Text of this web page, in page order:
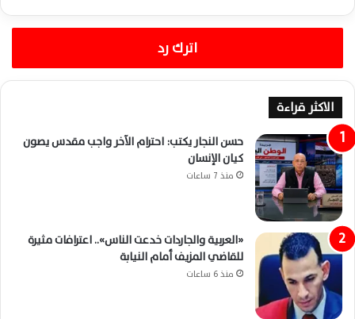
اترك رد
الاكثر قراءة
حسن النجار يكتب: احترام الآخر واجب مقدس يصون
كيان الإنسان
منذ 7 ساعات
«العربية والجاردات خدعت الناس».. اعترافات مثيرة
للقاضي المزيف أمام النيابة
منذ 6 ساعات